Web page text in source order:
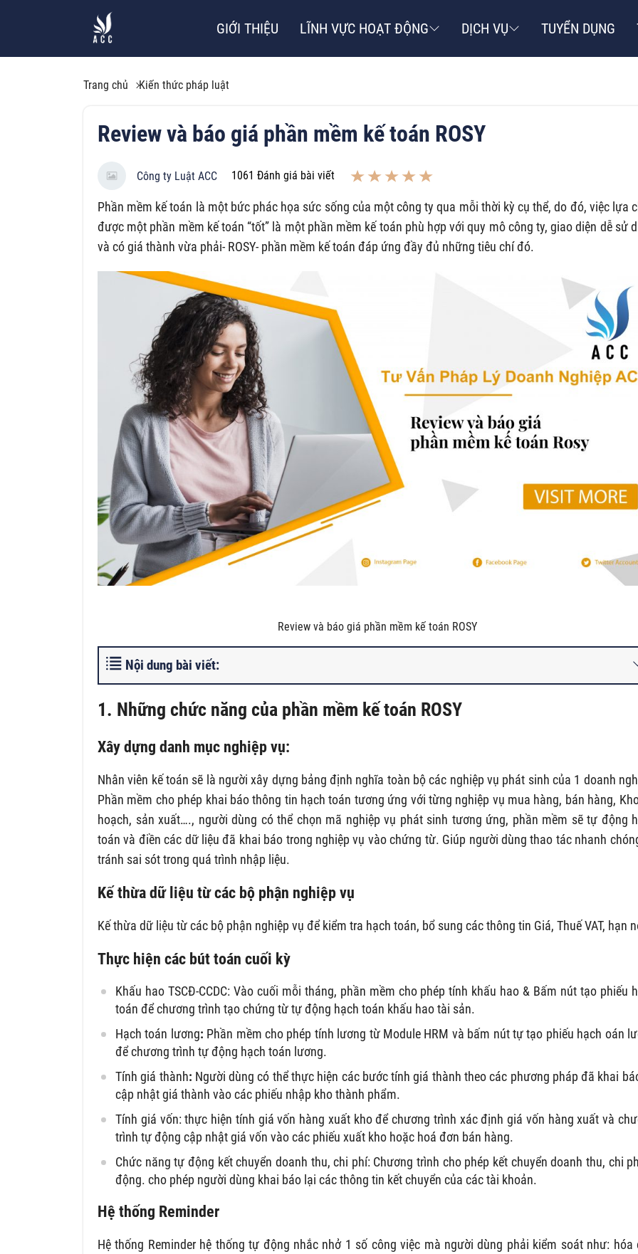
GIỚI THIỆU LĨNH VỰC HOẠT ĐỘNG DỊCH VỤ TUYỂN DỤNG
Trang chủ Kiến thức pháp luật
Review và báo giá phần mềm kế toán ROSY
Công ty Luật ACC 1061 Đánh giá bài viết
Phần mềm kế toán là một bức phác họa sức sống của một công ty qua mỗi thời kỳ cụ thể, do đó, việc lựa
được một phần mềm kế toán “tốt” là một phần mềm kế toán phù hợp với quy mô công ty, giao diện dễ sử
và có giá thành vừa phải- ROSY- phần mềm kế toán đáp ứng đầy đủ những tiêu chí đó.
Review và báo giá phần mềm kế toán ROSY
Nội dung bài viết:
1. Những chức năng của phần mềm kế toán ROSY
Xây dựng danh mục nghiệp vụ:
Nhân viên kế toán sẽ là người xây dựng bảng định nghĩa toàn bộ các nghiệp vụ phát sinh của 1 doanh
Phần mềm cho phép khai báo thông tin hạch toán tương ứng với từng nghiệp vụ mua hàng, bán hàng,
hoạch, sản xuất…., người dùng có thể chọn mã nghiệp vụ phát sinh tương ứng, phần mềm sẽ tự động
toán và điền các dữ liệu đã khai báo trong nghiệp vụ vào chứng từ. Giúp người dùng thao tác nhanh
tránh sai sót trong quá trình nhập liệu.
Kế thừa dữ liệu từ các bộ phận nghiệp vụ
Kế thừa dữ liệu từ các bộ phận nghiệp vụ để kiểm tra hạch toán, bổ sung các thông tin Giá, Thuế VAT, hạn
Thực hiện các bút toán cuối kỳ
Khấu hao TSCĐ-CCDC: Vào cuối mỗi tháng, phần mềm cho phép tính khấu hao & Bấm nút tạo phiếu
toán để chương trình tạo chứng từ tự động hạch toán khấu hao tài sản.
Hạch toán lương: Phần mềm cho phép tính lương từ Module HRM và bấm nút tự tạo phiếu hạch oán
để chương trình tự động hạch toán lương.
Tính giá thành: Người dùng có thể thực hiện các bước tính giá thành theo các phương pháp đã khai
cập nhật giá thành vào các phiếu nhập kho thành phẩm.
Tính giá vốn: thực hiện tính giá vốn hàng xuất kho để chương trình xác định giá vốn hàng xuất và
trình tự động cập nhật giá vốn vào các phiếu xuất kho hoặc hoá đơn bán hàng.
Chức năng tự động kết chuyển doanh thu, chi phí: Chương trình cho phép kết chuyển doanh thu, chi
động. cho phép người dùng khai báo lại các thông tin kết chuyển của các tài khoản.
Hệ thống Reminder
Hệ thống Reminder hệ thống tự động nhắc nhở 1 số công việc mà người dùng phải kiểm soát như: hóa